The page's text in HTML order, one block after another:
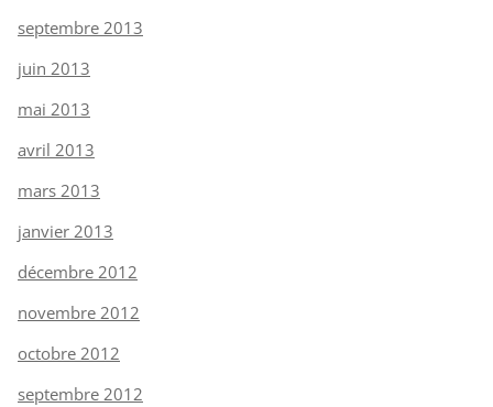
septembre 2013
juin 2013
mai 2013
avril 2013
mars 2013
janvier 2013
décembre 2012
novembre 2012
octobre 2012
septembre 2012